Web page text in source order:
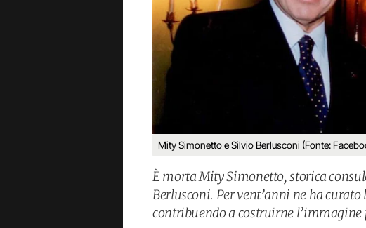
Mity Simonetto e Silvio Berlusconi (Fonte:
È morta Mity Simonetto, storica
Berlusconi. Per vent’anni ne ha
contribuendo a costruirne l’immagine